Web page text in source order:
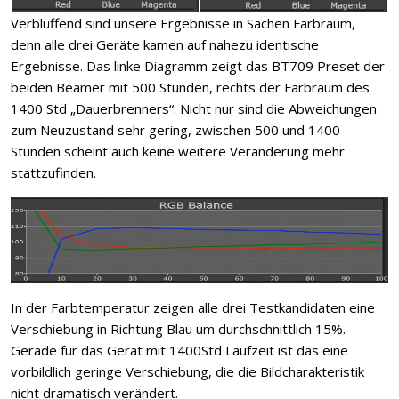
Verblüffend sind unsere Ergebnisse in Sachen Farbraum,
denn alle drei Geräte kamen auf nahezu identische
Ergebnisse. Das linke Diagramm zeigt das BT709 Preset der
beiden Beamer mit 500 Stunden, rechts der Farbraum des
1400 Std „Dauerbrenners“. Nicht nur sind die Abweichungen
zum Neuzustand sehr gering, zwischen 500 und 1400
Stunden scheint auch keine weitere Veränderung mehr
stattzufinden.
In der Farbtemperatur zeigen alle drei Testkandidaten eine
Verschiebung in Richtung Blau um durchschnittlich 15%.
Gerade für das Gerät mit 1400Std Laufzeit ist das eine
vorbildlich geringe Verschiebung, die die Bildcharakteristik
nicht dramatisch verändert.